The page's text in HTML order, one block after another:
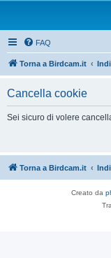
FAQ
Torna a Birdcam.it
Cancella cookie
Sei sicuro di volere
Torna a Birdcam.it
Creato da